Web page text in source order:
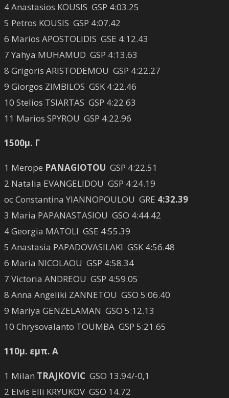
4 Anastasios KOUSIS GSP 4:03.25
5 Petros KOUSIS GSP 4:07.42
6 Marios APOSTOLIDIS GSE 4:12.43
7 Yahya MUHAMUD GSP 4:13.63
8 Grigoris ARISTODEMOU GSP 4:22.27
9 Giorgos ZIMBILOS GSK 4:22.46
10 Stelios TSIARTAS GSP 4:22.63
11 Marios SPYROU GSP 4:22.96
1500μ. Γ
1 Merope PANAGIOTOU GSP 4:22.51
2 Natalia EVANGELIDOU GSP 4:24.19
oc Constantina YIANNOPOULOU GRE 4:32.39
3 Maria PAPANASTASIOU GSO 4:44.42
4 Georgia MATOLI GSE 4:55.39
5 Anastasia PAPADOVASILAKI GSK 4:56.48
6 Maria NICOLAOU GSP 4:58.34
7 Victoria ANDREOU GSP 4:59.05
8 Anna Angeliki ZANNETOU GSO 5:06.40
9 Mariya GENZELAMAN GSO 5:12.13
10 Chrysovalanto TOUMBA GSP 5:21.65
110μ. εμπ. Α
1 Milan TRAJKOVIC GSO 13.94/-0,1
2 Elvis Elli KRYUKOV GSO 14.72